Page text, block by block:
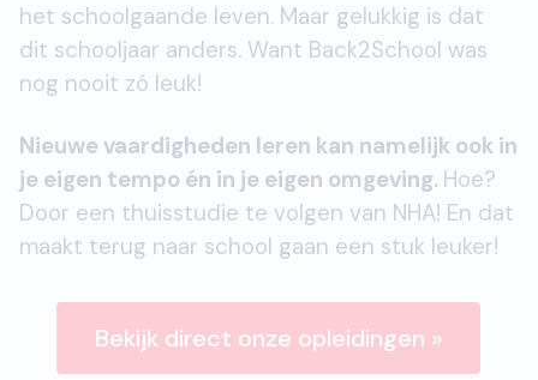
het schoolgaande leven. Maar gelukkig is dat
dit schooljaar anders. Want Back2School was
nog nooit zó leuk!
Nieuwe vaardigheden leren kan namelijk ook in
je eigen tempo én in je eigen omgeving. Hoe?
Door een thuisstudie te volgen van NHA! En dat
maakt terug naar school gaan een stuk leuker!
Bekijk direct onze opleidingen »